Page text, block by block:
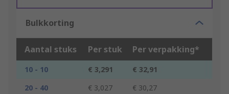
Bulkkorting
Aantal stuks Per stuk Per verpakking*
10 - 10 € 3,291
€ 32,91
20 - 40
€ 3,027
€ 30,27